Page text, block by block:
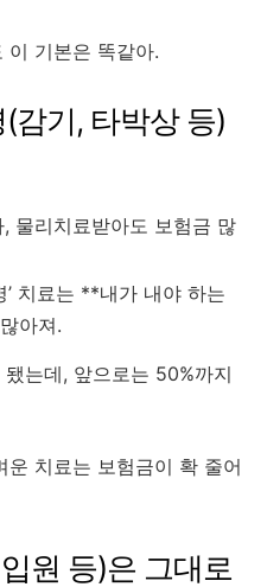
이 기본은 똑같아.
기, 타박상 등)
물리치료받아도 보험금 많
’ 치료는 **내가 내야 하는
아져.
는데, 앞으로는 50%까지
운 치료는 보험금이 확 줄어
원 등)은 그대로